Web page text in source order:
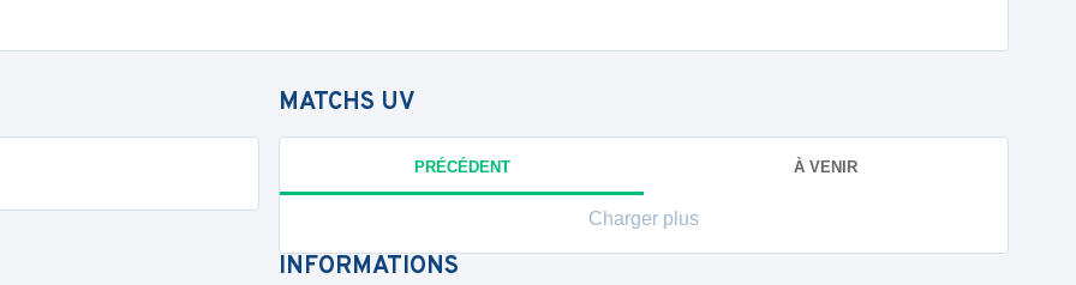
MATCHS UV
PRÉCÉDENT À VENIR
Charger plus
INFORMATIONS